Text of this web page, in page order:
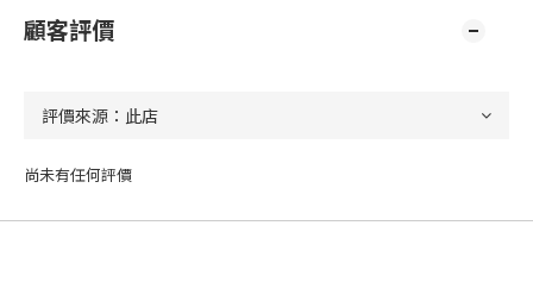
顧客評價
尚未有任何評價